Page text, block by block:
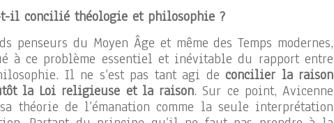
t-il concilié théologie et philosophie ?
penseurs du Moyen Âge et même des Temps modernes,
à ce problème essentiel et inévitable du rapport entre
Il ne s’est pas tant agi de concilier la raison
la Loi religieuse et la raison. Sur ce point, Avicenne
théorie de l’émanation comme la seule interprétation